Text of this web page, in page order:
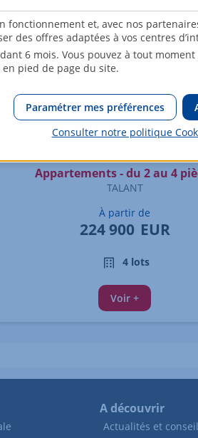
Appartements - du 2 au 4
TALANT
À partir de
224 900 EUR
4 lots
Voir +
A découvrir
Actualités et
fonctionnement et, avec nos
des offres adaptées à vos centres
6 mois. Vous pouvez à tout
en pied de page du site.
Paramétrer mes préférences
Consulter notre politique